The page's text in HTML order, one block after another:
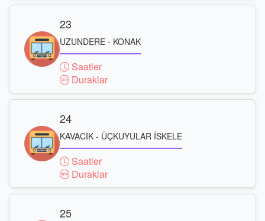
23
UZUNDERE - KONAK
Saatler
Duraklar
24
KAVACIK - ÜÇKUYULAR İSKELE
Saatler
Duraklar
25